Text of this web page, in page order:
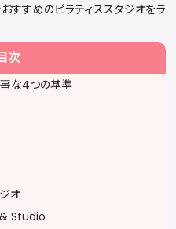
運動療法の専門知識を土台に、身体
的な姿勢改善・疼痛ケアを提供し
すぐに満員となることが多く、キャン
の人気を誇る。
すすめのピラティススタジオをラ
次
事な4つの基準
オ
Studio